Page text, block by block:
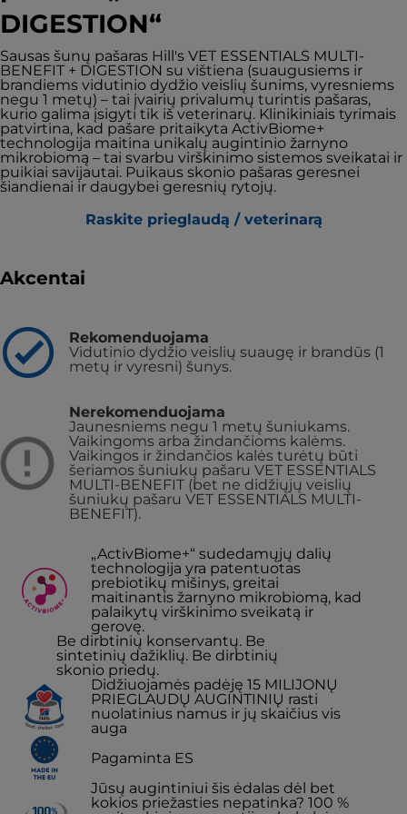
DIGESTION“
Sausas šunų pašaras Hill's VET ESSENTIALS MULTI-
BENEFIT + DIGESTION su vištiena (suaugusiems ir
brandiems vidutinio dydžio veislių šunims, vyresniems
negu 1 metų) – tai įvairių privalumų turintis pašaras,
kurio galima įsigyti tik iš veterinarų. Klinikiniais tyrimais
patvirtina, kad pašare pritaikyta ActivBiome+
technologija maitina unikalų augintinio žarnyno
mikrobiomą – tai svarbu virškinimo sistemos sveikatai ir
puikiai savijautai. Puikaus skonio pašaras geresnei
šiandienai ir daugybei geresnių rytojų.
Raskite prieglaudą / veterinarą
Akcentai
Rekomenduojama
Vidutinio dydžio veislių suaugę ir brandūs (1
metų ir vyresni) šunys.
Nerekomenduojama
Jaunesniems negu 1 metų šuniukams.
Vaikingoms arba žindančioms kalėms.
Vaikingos ir žindančios kalės turėtų būti
šeriamos šuniukų pašaru VET ESSENTIALS
MULTI-BENEFIT (bet ne didžiųjų veislių
šuniukų pašaru VET ESSENTIALS MULTI-
BENEFIT).
„ActivBiome+“ sudedamųjų dalių
technologija yra patentuotas
prebiotikų mišinys, greitai
maitinantis žarnyno mikrobiomą, kad
palaikytų virškinimo sveikatą ir
gerovę.
Be dirbtinių konservantų. Be
sintetinių dažiklių. Be dirbtinių
skonio priedų.
Didžiuojamės padėję 15 MILIJONŲ
PRIEGLAUDŲ AUGINTINIŲ rasti
nuolatinius namus ir jų skaičius vis
auga
Pagaminta ES
Jūsų augintiniui šis ėdalas dėl bet
kokios priežasties nepatinka? 100 %